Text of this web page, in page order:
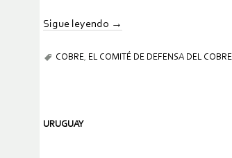
Sigue leyendo →
COBRE EL COMITÉ DE DEFENSA DEL COBRE
URUGUAY